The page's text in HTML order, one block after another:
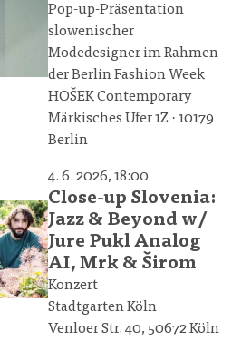
Pop-up-Präsentation
slowenischer
Modedesigner im Rahmen
der Berlin Fashion Week
HOŠEK Contemporary
Märkisches Ufer 1Z · 10179
Berlin
4. 6. 2026, 18:00
Close-up Slovenia:
Jazz & Beyond w/
Jure Pukl Analog
AI, Mrk & Širom
Konzert
Stadtgarten Köln
Venloer Str. 40, 50672 Köln